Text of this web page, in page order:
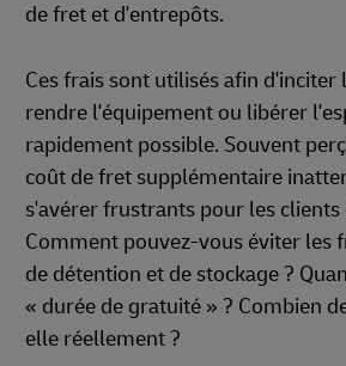
de fret et d'entrepôts.
Ces frais sont utilisés afin d'inciter
rendre l'équipement ou libérer
rapidement possible. Souvent
coût de fret supplémentaire
s'avérer frustrants pour les
Comment pouvez-vous éviter les
de détention et de stockage ?
« durée de gratuité » ? Combien
elle réellement ?